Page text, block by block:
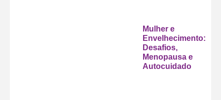
Mulher e
Envelhecimento:
Desafios,
Menopausa e
Autocuidado